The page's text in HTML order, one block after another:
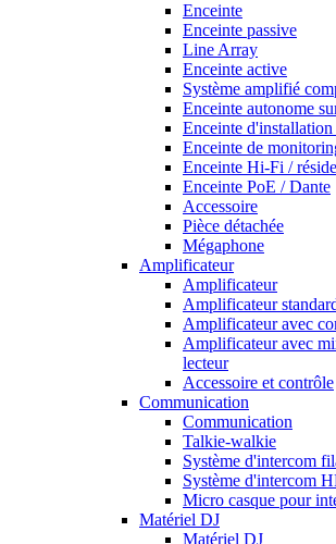
Enceinte
Enceinte passive
Line Array
Enceinte active
Système amplifié
Enceinte autonome
Enceinte
Enceinte de
Enceinte Hi-Fi /
Enceinte PoE / Dante
Accessoire
Pièce détachée
Mégaphone
Amplificateur
Amplificateur
Amplificateur
Amplificateur avec
Amplificateur avec
lecteur
Accessoire et contrôle
Communication
Communication
Talkie-walkie
Système d'intercom
Système d'intercom
Micro casque pour
Matériel DJ
Matériel DJ